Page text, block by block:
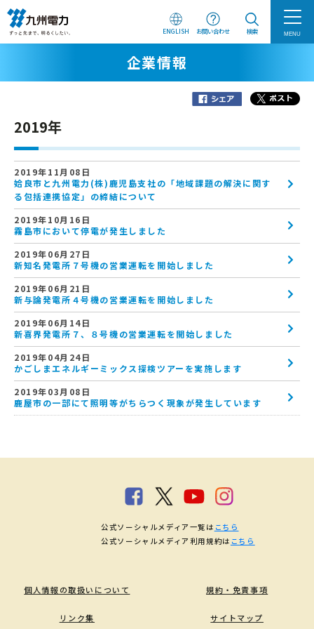
ENGLISH お問い合わせ 検索 MENU
企業情報
2019年
2019年11月08日
姶良市と九州電力(株)鹿児島支社の「地域課題の解決に関す
る包括連携協定」の締結について
2019年10月16日
霧島市において停電が発生しました
2019年06月27日
新知名発電所７号機の営業運転を開始しました
2019年06月21日
新与論発電所４号機の営業運転を開始しました
2019年06月14日
新喜界発電所７、８号機の営業運転を開始しました
2019年04月24日
かごしまエネルギーミックス探検ツアーを実施します
2019年03月08日
鹿屋市の一部にて照明等がちらつく現象が発生しています
個人情報の取扱いについて 規約・免責事項
リンク集 サイトマップ
公式ソーシャルメディア一覧は こちら
公式ソーシャルメディア利用規約は こちら